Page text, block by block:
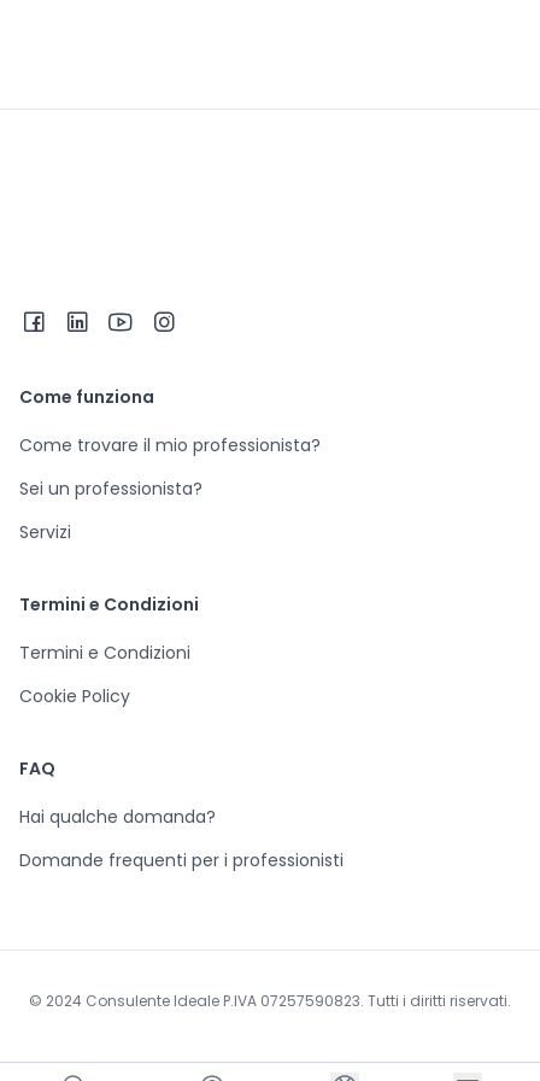
Come funziona
Come trovare il mio professionista?
Sei un professionista?
Servizi
Termini e Condizioni
Termini e Condizioni
Cookie Policy
FAQ
Hai qualche domanda?
Domande frequenti per i professionisti
© 2024 Consulente Ideale P.IVA 07257590823. Tutti i diritti riservati.